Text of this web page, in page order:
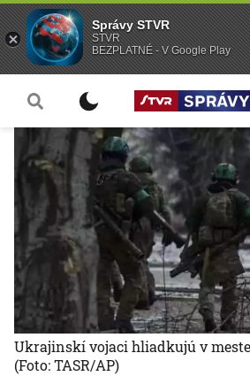
Ukrajinskí vojaci hliadkujú v
(Foto: TASR/AP)
Správy STVR
STVR
BEZPLATNÉ - V Google Play